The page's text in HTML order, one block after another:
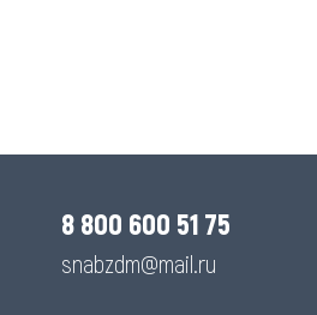
8 800 600 51 75
snabzdm@mail.ru